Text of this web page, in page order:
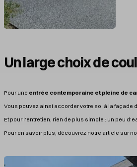
Un large choix de
Pour une entrée contemporaine et pleine de
Vous pouvez ainsi accorder votre sol à la façade
Et pour l’entretien, rien de plus simple : un peu
Pour en savoir plus, découvrez notre article sur